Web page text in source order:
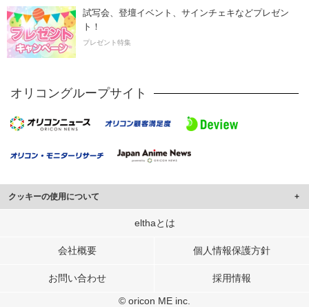
試写会、登壇イベント、サインチェキなどプレゼン
ト！
プレゼント特集
オリコングループサイト
クッキーの使用について
このサイトでは Cookie を使用して、ユーザーに合わせたコンテンツや広告の
行っています。
メディアや広告配信、データ解析の各パートナーに提供しています。
elthaとは
会社概要 個人情報保護方針
お問い合わせ 採用情報
© oricon ME inc.